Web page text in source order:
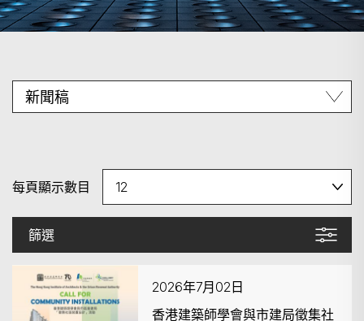
篩選
每頁顯示數目
2026年7月02日
香港建築師學會與市建局徵集社